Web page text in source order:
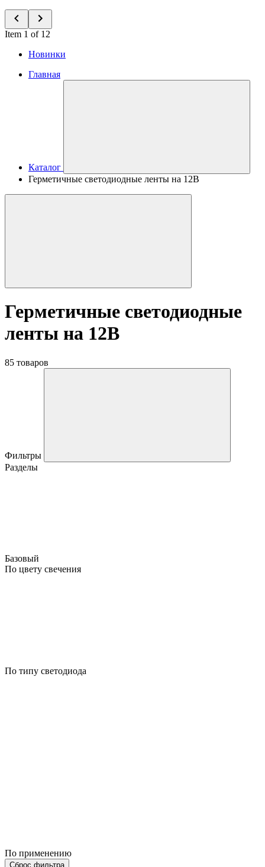
Item 1 of 12
Новинки
Главная
Каталог
Герметичные светодиодные ленты на 12В
Герметичные светодиодные
ленты на 12В
85 товаров
Фильтры
Разделы
Базовый
По цвету свечения
По типу светодиода
По применению
Сброс фильтра